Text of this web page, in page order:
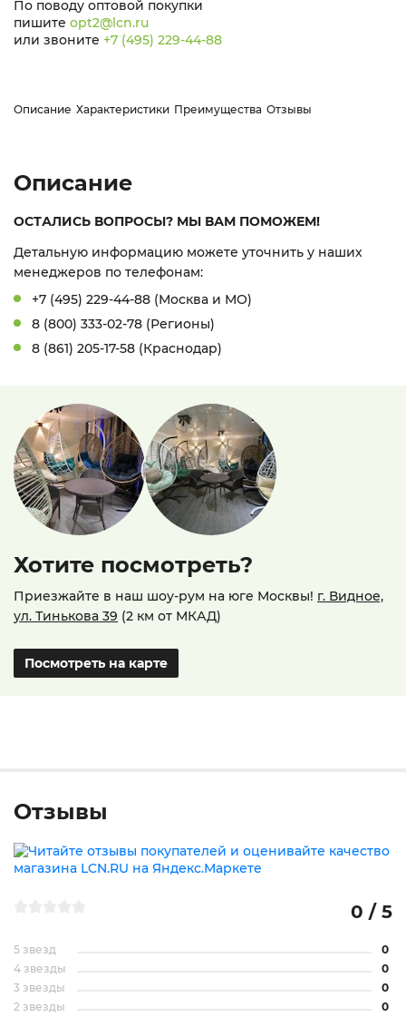
По поводу оптовой покупки
пишите opt2@lcn.ru
или звоните +7 (495) 229-44-88
Описание Характеристики Преимущества Отзывы
Описание
ОСТАЛИСЬ ВОПРОСЫ? МЫ ВАМ ПОМОЖЕМ!
Детальную информацию можете уточнить у наших
менеджеров по телефонам:
+7 (495) 229-44-88 (Москва и МО)
8 (800) 333-02-78 (Регионы)
8 (861) 205-17-58 (Краснодар)
Хотите посмотреть?
Приезжайте в наш шоу-рум на юге Москвы! г. Видное,
ул. Тинькова 39 (2 км от МКАД)
Посмотреть на карте
Отзывы
0 / 5
5 звезд
0
4 звезды
0
3 звезды
0
2 звезды
0